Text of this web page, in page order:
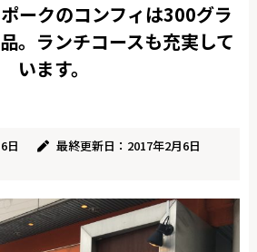
ークのコンフィは300グラ
。ランチコースも充実して
います。
日
最終更新日：2017年2月6日